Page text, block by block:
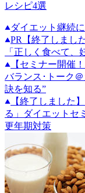
レシピ4選
ダイエット継続
PR
【終了しまし
「正しく食べて、
【セミナー開催
バランス･トーク
訣を知る”
【終了しました
る」ダイエットセ
更年期対策